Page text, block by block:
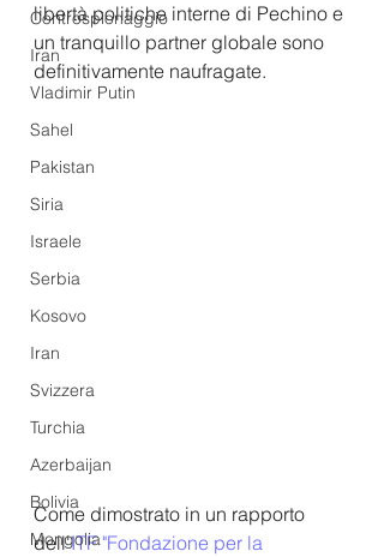
Controspionaggio
Iran
Vladimir Putin
Sahel
Pakistan
Siria
Israele
Serbia
Kosovo
Iran
Svizzera
Turchia
Azerbaijan
Bolivia
Mongolia
libertà politiche interne di Pechino e
un tranquillo partner globale sono
definitivamente naufragate.
Come dimostrato in un rapporto
dell'ITF "Fondazione per la